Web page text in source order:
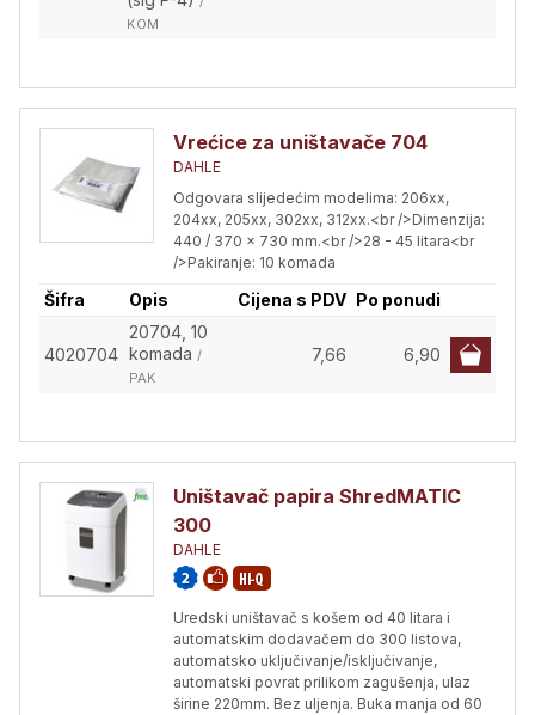
KOM
Vrećice za uništavače 704
DAHLE
Odgovara slijedećim modelima: 206xx,
204xx, 205xx, 302xx, 312xx.<br />Dimenzija:
440 / 370 x 730 mm.<br />28 - 45 litara<br
/>Pakiranje: 10 komada
Šifra Opis Cijena s PDV Po ponudi
4020704
20704, 10
komada /
PAK
7,66 6,90
Uništavač papira ShredMATIC
300
DAHLE
Uredski uništavač s košem od 40 litara i
automatskim dodavačem do 300 listova,
automatsko uključivanje/isključivanje,
automatski povrat prilikom zagušenja, ulaz
širine 220mm. Bez uljenja. Buka manja od 60